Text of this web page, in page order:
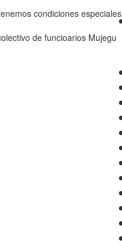
condiciones especiales
de funcioarios Mujegu